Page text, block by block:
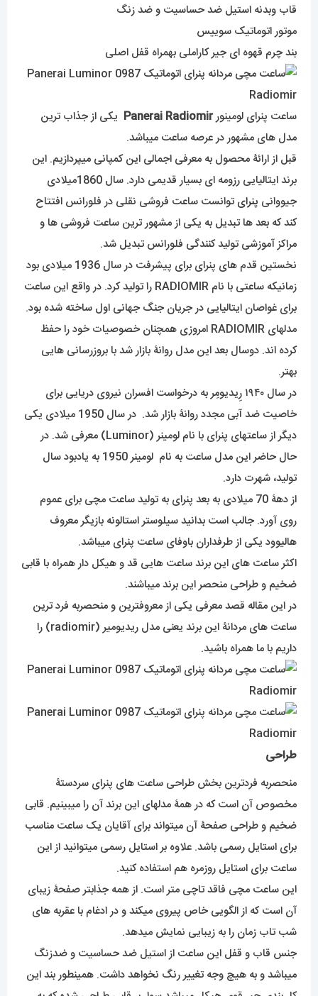
قاب وبدنه استیل ضد حساسیت و ضد زنگ
موتور اتوماتیک سوییس
بند چرم قهوه ای جیر کاراملی بهمراه قفل اصلی
ساعت پنرای لومینورPanerai Radiomir یکی از جذاب ترین
مدل های مشهور در عرصه ساعت میباشد.
قبل از ارائۀ محصول به معرفی اجمالی این کمپانی میپردازیم. این
برند ایتالیایی رزومه ای بسیار قدیمی دارد. سال 1860میلادی
جیووانی پنرای توانست ساعت فروشی نقلی در فلورانس افتتاح
کند که بعد ها تبدیل به یکی از مشهور ترین ساعت فروشی ها و
مراکز آموزشی تولید کنندگی فلورانس تبدیل شد.
نخستین قدم های پنرای برای پیشرفت در سال 1936 میلادی بود
زمانیکه ساعتی با نام RADIOMIR را تولید کرد. در واقع این ساعت
برای غواصان ایتالیایی در جریان جنگ جهانی اول ساخته شده بود.
مدلهای RADIOMIR امروزی همچنان خصوصیات خود را حفظ
کرده اند. دوسال بعد این مدل روانۀ بازار شد با بروزرسانی هایی
بهتر.
در سال ۱۹۴۰ رِیدیومِر به درخواست افسران نیروی دریایی برای
خاصیت ضد آبی مجدد روانۀ بازار شد. در سال 1950 میلادی یکی
دیگر از ساعت­های پنرای با نام لومینر (Luminor) معرفی شد. در
حال حاضر این مدل ساعت به نام لومینر 1950 به یادبود سال
تولید، شهرت دارد.
از دهۀ 70 میلادی به بعد پنرای به تولید ساعت مچی برای عموم
روی آورد. جالب است بدانید سیلوستر استالونه بازیگر معروف
هالیوود یکی از طرفداران باوفای ساعت پنرای میباشد.
اکثر ساعت های این برند ساعت هایی قد و هیکل دار همراه با قابی
ضخیم و طراحی منحصر این برند میباشند.
در این مقاله قصد معرفی یکی از معروفترین و منحصربه فرد ترین
ساعت های مردانۀ این برند یعنی مدل ریدیومیر (radiomir) را
داریم با ما همراه باشید.
طراحی
منحصربه فردترین بخش طراحی ساعت های پنرای سردستۀ
مخصوص آن است که در همۀ مدلهای این برند آن را میبینیم. قابی
ضخیم و طراحی صفحۀ آن میتواند برای آقایان یک ساعت مناسب
برای استایل رسمی باشد. علاوه بر استایل رسمی میتوانید از این
ساعت برای استایل روزمره هم استفاده کنید.
این ساعت مچی فاقد تاچی متر است. از همه جذابتر صفحۀ زیبای
آن است که از الگویی خاص پیروی میکند و در ادغام با عقربه های
شب تاب زمان را به زیبایی نمایش میدهد.
جنس قاب و قفل این ساعت از استیل ضد حساسیت و ضدزنگ
میباشد و به هیچ وجه تغییر رنگ نخواهد داشت. همینطور بند این